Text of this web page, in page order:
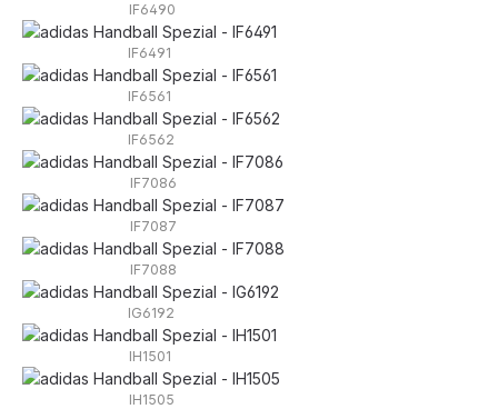
IF6490
IF6491
IF6561
IF6562
IF7086
IF7087
IF7088
IG6192
IH1501
IH1505